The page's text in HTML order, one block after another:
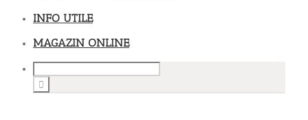
INFO UTILE
MAGAZIN ONLINE